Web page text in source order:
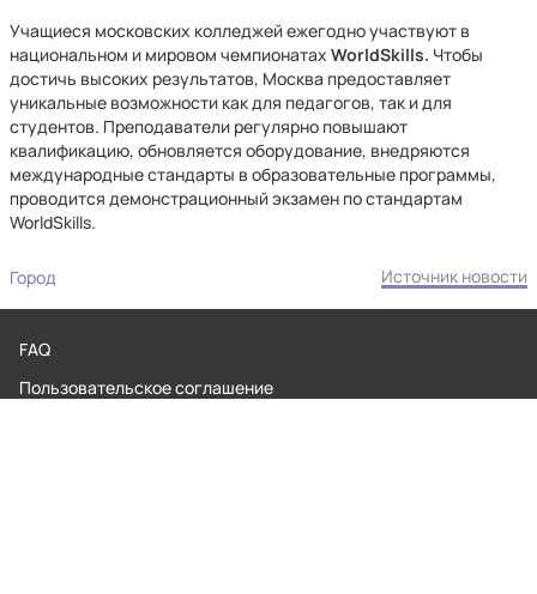
Учащиеся московских колледжей ежегодно участвуют в
национальном и мировом чемпионатах WorldSkills. Чтобы
достичь высоких результатов, Москва предоставляет
уникальные возможности как для педагогов, так и для
студентов. Преподаватели регулярно повышают
квалификацию, обновляется оборудование, внедряются
международные стандарты в образовательные программы,
проводится демонстрационный экзамен по стандартам
WorldSkills.
Город Источник новости
FAQ
Пользовательское соглашение